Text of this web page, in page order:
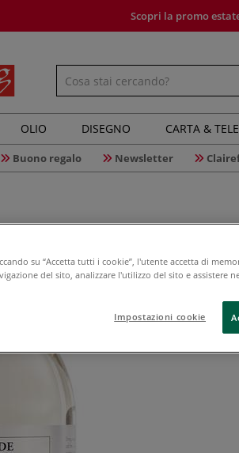
Scopri la promo
OLIO DISEGNO CARTA & TELE
Buono regalo Newsletter
su “Accetta tutti i cookie”, l'utente accetta di
del sito, analizzare l'utilizzo del sito e assistere
Impostazioni cookie